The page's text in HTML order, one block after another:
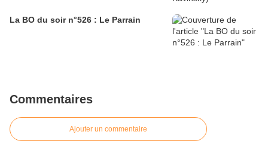
La BO du soir n°526 : Le Parrain
Commentaires
Ajouter un commentaire